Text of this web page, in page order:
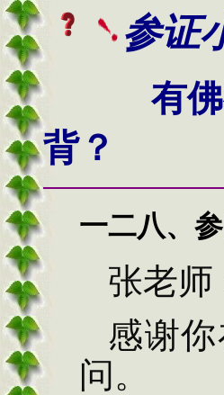
参证
有
背？
一二八、
张老师
感谢
问。